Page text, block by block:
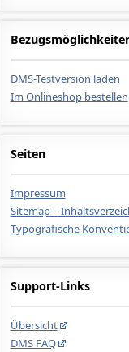
DMS-Testversion laden
Im Onlineshop bestellen
Seiten
Impressum
Sitemap –
Typografische
Support-Links
Übersicht
DMS FAQ